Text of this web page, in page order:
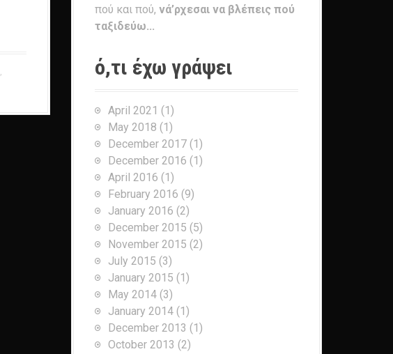
,
πού και πού, νά’ρχεσαι να βλέπεις πού
ταξιδεύω...
ό,τι έχω γράψει
April 2021 (1)
May 2018 (1)
December 2017 (1)
December 2016 (1)
April 2016 (1)
February 2016 (9)
January 2016 (2)
December 2015 (5)
November 2015 (2)
July 2015 (3)
January 2015 (1)
May 2014 (3)
January 2014 (1)
December 2013 (1)
October 2013 (2)